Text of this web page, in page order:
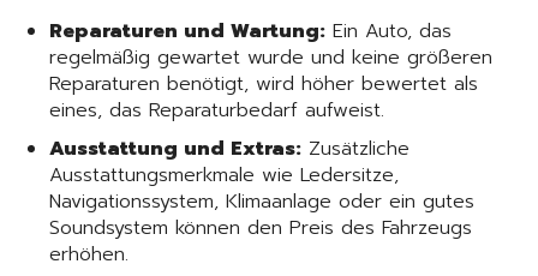
Reparaturen und Wartung: Ein Auto, das
regelmäßig gewartet wurde und keine größeren
Reparaturen benötigt, wird höher bewertet als
eines, das Reparaturbedarf aufweist.
Ausstattung und Extras: Zusätzliche
Ausstattungsmerkmale wie Ledersitze,
Navigationssystem, Klimaanlage oder ein gutes
Soundsystem können den Preis des Fahrzeugs
erhöhen.